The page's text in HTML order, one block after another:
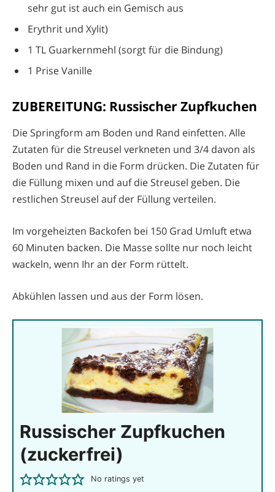
sehr gut ist auch ein Gemisch aus
Erythrit und Xylit)
1 TL Guarkernmehl (sorgt für die Bindung)
1 Prise Vanille
ZUBEREITUNG: Russischer Zupfkuchen
Die Springform am Boden und Rand einfetten. Alle
Zutaten für die Streusel verkneten und 3/4 davon als
Boden und Rand in die Form drücken. Die Zutaten für
die Füllung mixen und auf die Streusel geben. Die
restlichen Streusel auf der Füllung verteilen.
Im vorgeheizten Backofen bei 150 Grad Umluft etwa
60 Minuten backen. Die Masse sollte nur noch leicht
wackeln, wenn Ihr an der Form rüttelt.
Abkühlen lassen und aus der Form lösen.
Russischer Zupfkuchen
(zuckerfrei)
No ratings yet